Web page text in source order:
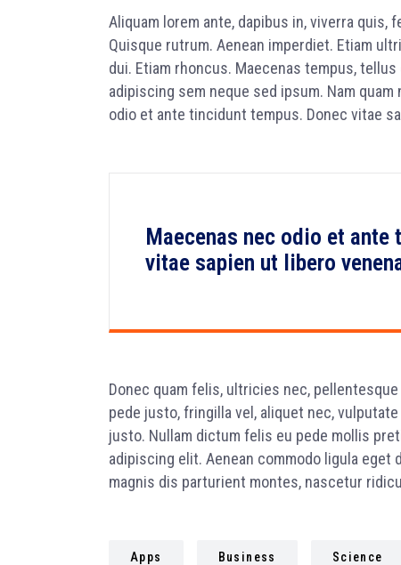
Aliquam lorem ante, dapibus in, viverra
Quisque rutrum. Aenean imperdiet. Etiam
dui. Etiam rhoncus. Maecenas tempus,
adipiscing sem neque sed ipsum. Nam
odio et ante tincidunt tempus. Donec vitae
Maecenas nec odio et
vitae sapien ut libero
Donec quam felis, ultricies nec,
pede justo, fringilla vel, aliquet nec,
justo. Nullam dictum felis eu pede mollis
adipiscing elit. Aenean commodo ligula eget
magnis dis parturient montes, nascetur
Apps Business Science